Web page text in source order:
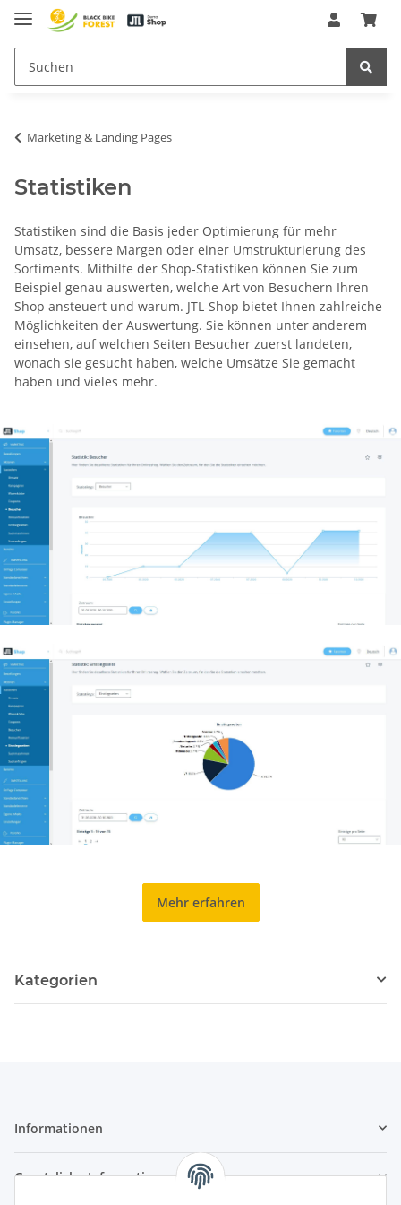
Marketing & Landing Pages
Statistiken
Statistiken sind die Basis jeder Optimierung für mehr
Umsatz, bessere Margen oder einer Umstrukturierung des
Sortiments. Mithilfe der Shop-Statistiken können Sie zum
Beispiel genau auswerten, welche Art von Besuchern Ihren
Shop ansteuert und warum. JTL-Shop bietet Ihnen zahlreiche
Möglichkeiten der Auswertung. Sie können unter anderem
einsehen, auf welchen Seiten Besucher zuerst landeten,
wonach sie gesucht haben, welche Umsätze Sie gemacht
haben und vieles mehr.
Mehr erfahren
Kategorien
Informationen
Gesetzliche Informationen